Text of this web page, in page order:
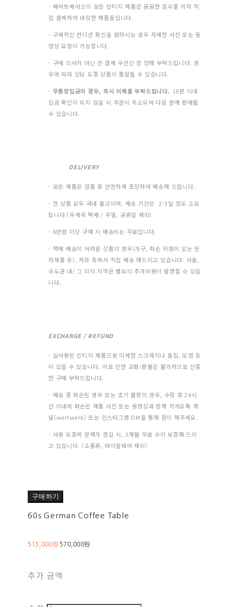
- 베어트베어크의 모든 빈티지 제품은 꼼꼼한 검수를 거쳐 직
접 셀렉하여 바잉한 제품들입니다.
- 구체적인 컨디션 확인을 원하시는 경우 자세한 사진 또는 동
영상 요청이 가능합니다.
- 구매 의사가 아닌 선 결제 우선인 점 양해 부탁드립니다. 경
우에 따라 상담 도중 상품이 품절될 수 있습니다.
- 무통장입금의 경우, 즉시 이체를 부탁드립니다. 10분 이내
입금 확인이 되지 않을 시 주문이 취소되어 다음 분께 판매될
수 있습니다.
DELIVERY
- 모든 제품은 검품 후 안전하게 포장하여 배송해 드립니다.
- 전 상품 모두 국내 출고이며, 배송 기간은 2-3일 정도 소요
됩니다.(우체국 택배 / 주말, 공휴일 제외)
- 6만원 이상 구매 시 배송비는 무료입니다.
- 택배 배송이 어려운 상품의 경우(가구, 파손 위험이 있는 전
자제품 등), 저희 측에서 직접 배송 해드리고 있습니다: 서울,
수도권 내/ 그 외의 지역은 별도의 추가비용이 발생할 수 있습
니다.
EXCHANGE / REFUND
- 실사용된 빈티지 제품으로 미세한 스크레치나 흠집, 오염 등
이 있을 수 있습니다. 이로 인한 교환/환불은 불가하므로 신중
한 구매 부탁드립니다.
- 배송 중 파손된 경우 또는 초기 불량의 경우, 수령 후 24시
간 이내에 파손된 제품 사진 또는 동영상과 함께 카카오톡 채
널(wertwerk) 또는 인스타그램 DM을 통해 문의 해주세요.
- 사용 도중에 문제가 생길 시, 3개월 무료 수리 보증해 드리
고 있습니다. (소품류, 테이블웨어 제외)
구매하기
60s German Coffee Table
513,000원 570,000원
추가 금액